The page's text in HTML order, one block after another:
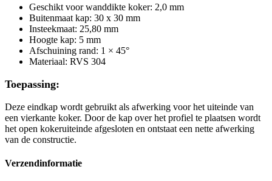
Geschikt voor wanddikte koker: 2,0 mm
Buitenmaat kap: 30 x 30 mm
Insteekmaat: 25,80 mm
Hoogte kap: 5 mm
Afschuining rand: 1 × 45°
Materiaal: RVS 304
Toepassing:
Deze eindkap wordt gebruikt als afwerking voor het uiteinde van
een vierkante koker. Door de kap over het profiel te plaatsen wordt
het open kokeruiteinde afgesloten en ontstaat een nette afwerking
van de constructie.
Verzendinformatie